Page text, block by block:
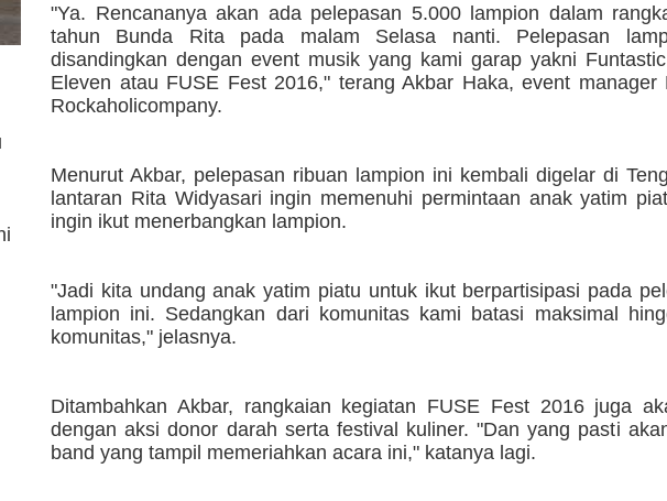
"Ya. Rencananya akan ada pelepasan 5.000 lampion dalam
tahun Bunda Rita pada malam Selasa nanti. Pelepasan
disandingkan dengan event musik yang kami garap yakni
Eleven atau FUSE Fest 2016," terang Akbar Haka, event manager
Rockaholicompany.
Menurut Akbar, pelepasan ribuan lampion ini kembali digelar di
lantaran Rita Widyasari ingin memenuhi permintaan anak yatim
ingin ikut menerbangkan lampion.
"Jadi kita undang anak yatim piatu untuk ikut berpartisipasi pada
lampion ini. Sedangkan dari komunitas kami batasi maksimal
komunitas," jelasnya.
Ditambahkan Akbar, rangkaian kegiatan FUSE Fest 2016 juga
dengan aksi donor darah serta festival kuliner. "Dan yang pasti
band yang tampil memeriahkan acara ini," katanya lagi.